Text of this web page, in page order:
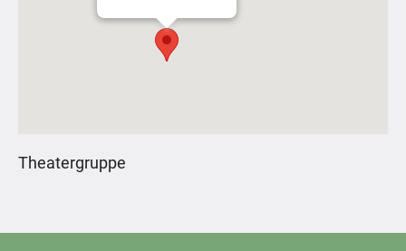
Theatergruppe